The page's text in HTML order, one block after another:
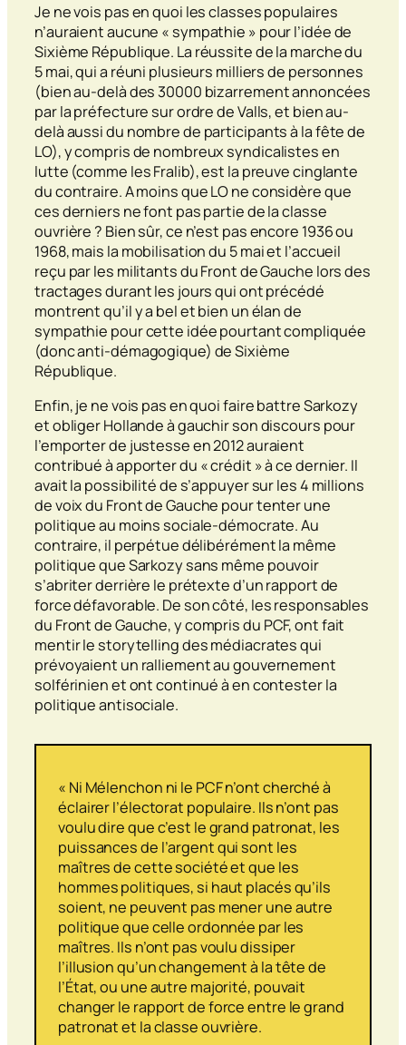
Je ne vois pas en quoi les classes populaires
n’auraient aucune « sympathie » pour l’idée de
Sixième République. La réussite de la marche du
5 mai, qui a réuni plusieurs milliers de personnes
(bien au-delà des 30000 bizarrement annoncées
par la préfecture sur ordre de Valls, et bien au-
delà aussi du nombre de participants à la fête de
LO), y compris de nombreux syndicalistes en
lutte (comme les Fralib), est la preuve cinglante
du contraire. A moins que LO ne considère que
ces derniers ne font pas partie de la classe
ouvrière ? Bien sûr, ce n’est pas encore 1936 ou
1968, mais la mobilisation du 5 mai et l’accueil
reçu par les militants du Front de Gauche lors des
tractages durant les jours qui ont précédé
montrent qu’il y a bel et bien un élan de
sympathie pour cette idée pourtant compliquée
(donc anti-démagogique) de Sixième
République.
Enfin, je ne vois pas en quoi faire battre Sarkozy
et obliger Hollande à gauchir son discours pour
l’emporter de justesse en 2012 auraient
contribué à apporter du « crédit » à ce dernier. Il
avait la possibilité de s’appuyer sur les 4 millions
de voix du Front de Gauche pour tenter une
politique au moins sociale-démocrate. Au
contraire, il perpétue délibérément la même
politique que Sarkozy sans même pouvoir
s’abriter derrière le prétexte d’un rapport de
force défavorable. De son côté, les responsables
du Front de Gauche, y compris du PCF, ont fait
mentir le storytellingdes médiacrates qui
prévoyaient un ralliement au gouvernement
solférinien et ont continué à en contester la
politique antisociale.
« Ni Mélenchon ni le PCF n’ont cherché à
éclairer l’électorat populaire. Ils n’ont pas
voulu dire que c’est le grand patronat, les
puissances de l’argent qui sont les
maîtres de cette société et que les
hommes politiques, si haut placés qu’ils
soient, ne peuvent pas mener une autre
politique que celle ordonnée par les
maîtres. Ils n’ont pas voulu dissiper
l’illusion qu’un changement à la tête de
l’État, ou une autre majorité, pouvait
changer le rapport de force entre le grand
patronat et la classe ouvrière.